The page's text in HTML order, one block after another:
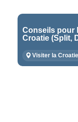
Conseils pour
Croatie (Split,
Visiter la Croatie